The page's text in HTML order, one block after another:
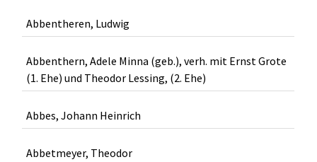
Abbentheren, Ludwig
Abbenthern, Adele Minna (geb.), verh. mit Ernst Grote
(1. Ehe) und Theodor Lessing, (2. Ehe)
Abbes, Johann Heinrich
Abbetmeyer, Theodor